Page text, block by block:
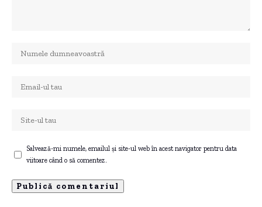
Salvează-mi numele, emailul și site-ul web în acest navigator pentru data
viitoare când o să comentez.